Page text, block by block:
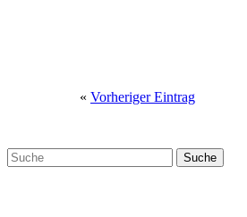
« Vorheriger Eintrag